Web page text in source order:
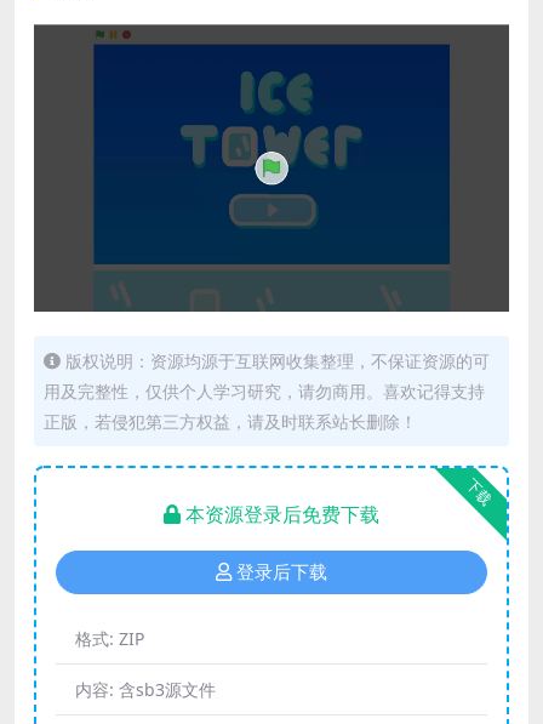
版权说明：资源均源于互联网收集整理，不保证资源的可
用及完整性，仅供个人学习研究，请勿商用。喜欢记得支持
正版，若侵犯第三方权益，请及时联系站长删除！
下载
本资源登录后免费下载
登录后下载
格式: ZIP
内容: 含sb3源文件